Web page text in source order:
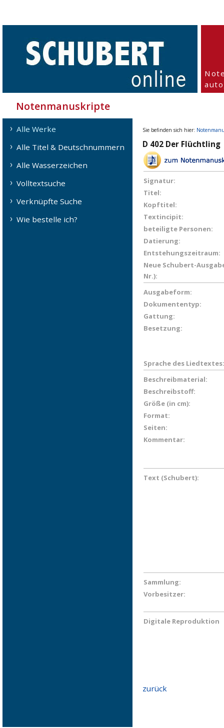
Notenmanuskripte
Alle Werke
Alle Titel & Deutschnummern
Alle Wasserzeichen
Volltextsuche
Verknüpfte Suche
Wie bestelle ich?
Sie befinden sich hier:
D 402 Der Flüchtling
Signatur:
Titel:
Kopftitel:
Textincipit:
beteiligte Personen:
Datierung:
Entstehungszeitraum:
Neue Schubert-
Nr.):
Ausgabeform:
Dokumententyp:
Gattung:
Besetzung:
Sprache des Liedtextes:
Beschreibmaterial:
Beschreibstoff:
Größe (in cm):
Format:
Seiten:
Kommentar:
Text (Schubert):
Sammlung:
Vorbesitzer:
Digitale Reproduktion
zurück